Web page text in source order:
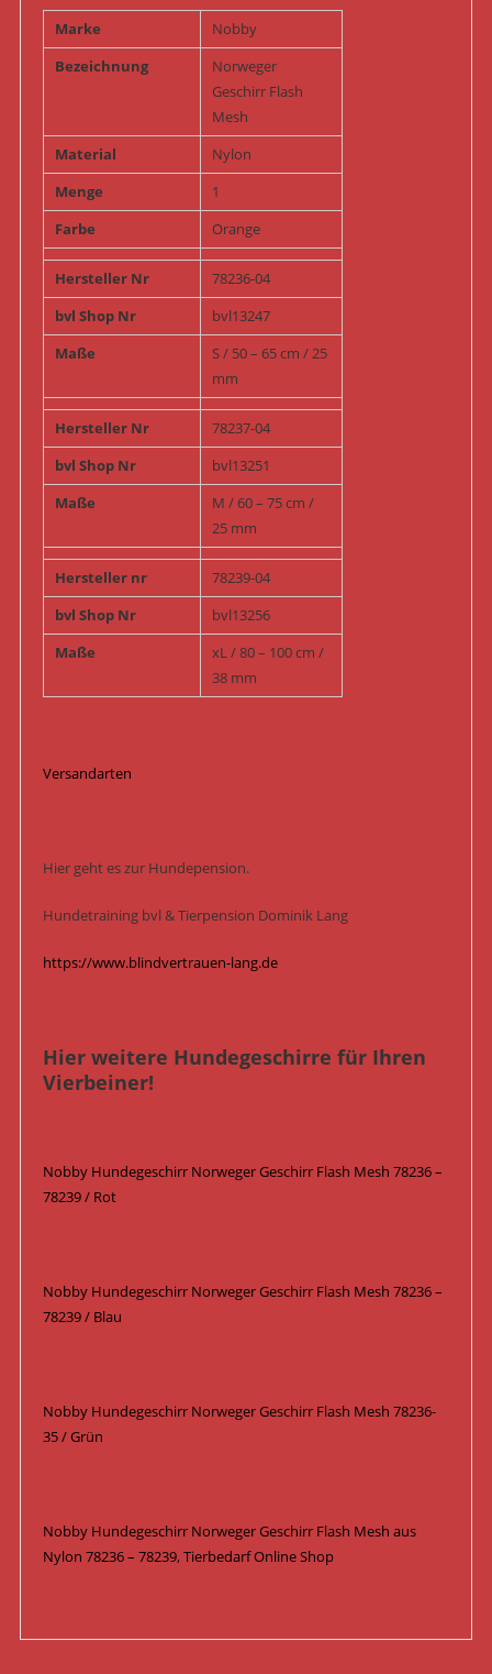
Marke
Nobby
Bezeichnung
Norweger
Geschirr Flash
Mesh
Material
Nylon
Menge
1
Farbe
Orange
Hersteller Nr
78236-04
bvl Shop Nr
bvl13247
Maße
S / 50 – 65 cm / 25
mm
Hersteller Nr
78237-04
bvl Shop Nr
bvl13251
Maße
M / 60 – 75 cm /
25 mm
Hersteller nr
78239-04
bvl Shop Nr
bvl13256
Maße
xL / 80 – 100 cm /
38 mm
Versandarten
Hier geht es zur Hundepension.
Hundetraining bvl & Tierpension Dominik Lang
https://www.blindvertrauen-lang.de
Hier weitere Hundegeschirre für Ihren
Vierbeiner!
Nobby Hundegeschirr Norweger Geschirr Flash Mesh 78236 –
78239 / Rot
Nobby Hundegeschirr Norweger Geschirr Flash Mesh 78236 –
78239 / Blau
Nobby Hundegeschirr Norweger Geschirr Flash Mesh 78236-
35 / Grün
Nobby Hundegeschirr Norweger Geschirr Flash Mesh aus
Nylon 78236 – 78239, Tierbedarf Online Shop